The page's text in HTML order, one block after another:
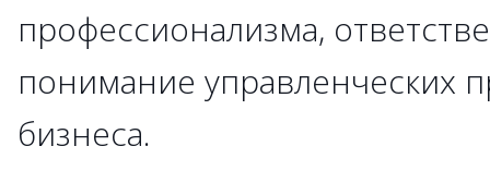
профессионализма,
понимание управленческих
бизнеса.